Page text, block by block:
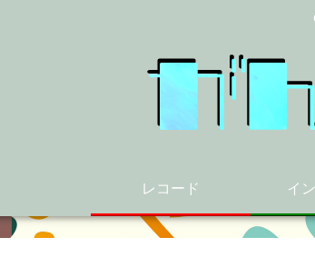
レコード イ